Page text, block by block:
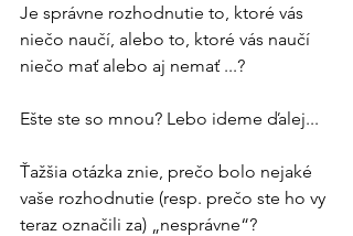
Je správne rozhodnutie to, ktoré vás
niečo naučí, alebo to, ktoré vás naučí
niečo mať alebo aj nemať ...?
Ešte ste so mnou? Lebo ideme ďalej...
Ťažšia otázka znie, prečo bolo nejaké
vaše rozhodnutie (resp. prečo ste ho vy
teraz označili za) „nesprávne“?